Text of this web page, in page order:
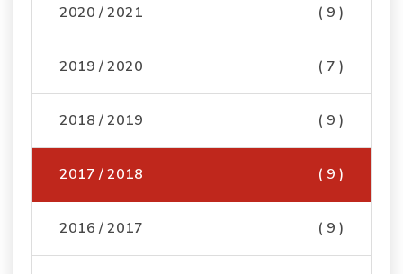
2020 / 2021 ( 9 )
2019 / 2020 ( 7 )
2018 / 2019 ( 9 )
2017 / 2018 ( 9 )
2016 / 2017 ( 9 )